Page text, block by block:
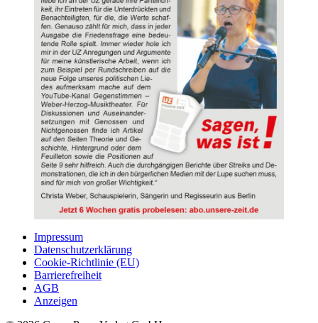
Impressum
Datenschutzerklärung
Cookie-Richtlinie (EU)
Barrierefreiheit
AGB
Anzeigen